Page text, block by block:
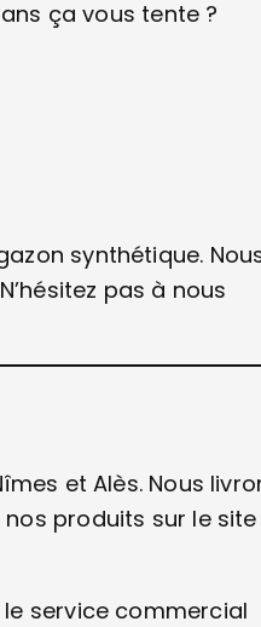
ça vous tente ?
synthétique.
pas à nous
et Alès. Nous
produits sur le site
service commercial